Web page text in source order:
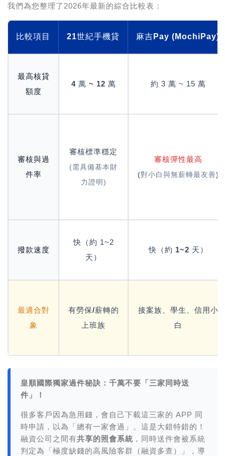
我們為您整理了2026年最新的綜合比較表：
比較項目 21世紀手機貸 麻吉Pay (MochiPay)
最高核貸
額度
4 萬 ~ 12 萬 約 3 萬 ~ 15 萬
審核與過
件率
審核標準穩定
(需具備基本財
力證明)
審核彈性最高
(對小白與無薪轉最友善)
撥款速度
快（約 1~2
天）
快（約 1~2 天）
最適合對
象
有勞保/薪轉的
上班族
接案族、學生、信用小
白
皇順國際獨家過件秘訣：千萬不要「三家同時送
件」！
很多客戶因為急用錢，會自己下載這三家的 APP 同
時申請，以為「總有一家會過」。這是大錯特錯的！
融資公司之間有共享的照會系統 ，同時送件會被系統
判定為「極度缺錢的高風險客群（融資多查）」，導